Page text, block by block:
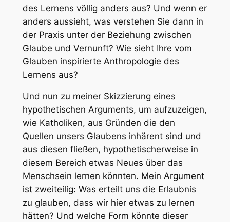
des Lernens völlig anders aus? Und wenn er
anders aussieht, was verstehen Sie dann in
der Praxis unter der Beziehung zwischen
Glaube und Vernunft? Wie sieht Ihre vom
Glauben inspirierte Anthropologie des
Lernens aus?
Und nun zu meiner Skizzierung eines
hypothetischen Arguments, um aufzuzeigen,
wie Katholiken, aus Gründen die den
Quellen unsers Glaubens inhärent sind und
aus diesen fließen, hypothetischerweise in
diesem Bereich etwas Neues über das
Menschsein lernen könnten. Mein Argument
ist zweiteilig: Was erteilt uns die Erlaubnis
zu glauben, dass wir hier etwas zu lernen
hätten? Und welche Form könnte dieser